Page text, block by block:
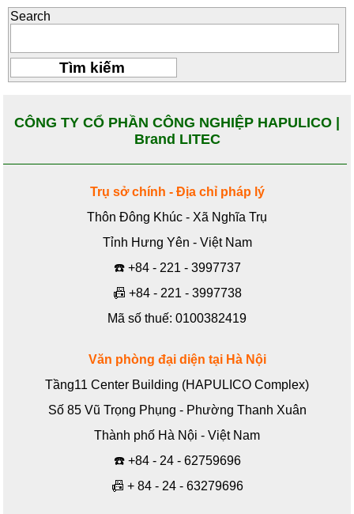
Search
CÔNG TY CỔ PHẦN CÔNG NGHIỆP HAPULICO |
Brand LITEC
Trụ sở chính - Địa chỉ pháp lý
Thôn Đông Khúc - Xã Nghĩa Trụ
Tỉnh Hưng Yên - Việt Nam
☎️ +84 - 221 - 3997737
📠 +84 - 221 - 3997738
Mã số thuế: 0100382419
Văn phòng đại diện tại Hà Nội
Tầng11 Center Building (HAPULICO Complex)
Số 85 Vũ Trọng Phụng - Phường Thanh Xuân
Thành phố Hà Nội - Việt Nam
☎️ +84 - 24 - 62759696
📠 + 84 - 24 - 63279696